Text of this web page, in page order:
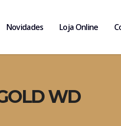
Novidades Loja Online
WD